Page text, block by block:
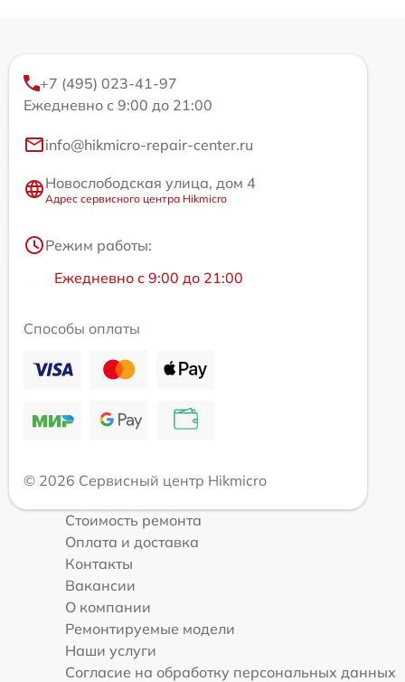
+7 (495) 023-41-97
Ежедневно с 9:00 до 21:00
info@hikmicro-repair-center.ru
Новослободская улица, дом 4
Адрес сервисного центра Hikmicro
Режим работы:
Ежедневно с 9:00 до 21:00
Способы оплаты
© 2026 Сервисный центр Hikmicro
Стоимость ремонта
Оплата и доставка
Контакты
Вакансии
О компании
Ремонтируемые модели
Наши услуги
Согласие на обработку персональных данных